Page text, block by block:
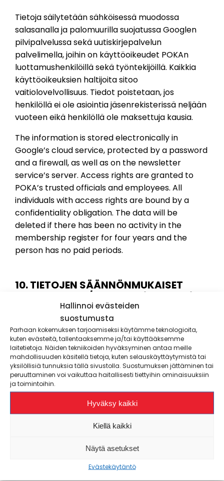
Hallinnoi evästeiden
suostumusta
Parhaan kokemuksen tarjoamiseksi käytämme teknologioita,
kuten evästeitä, tallentaaksemme ja/tai käyttääksemme
laitetietoja. Näiden tekniikoiden hyväksyminen antaa meille
mahdollisuuden käsitellä tietoja, kuten selauskäyttäytymistä tai
yksilöllisiä tunnuksia tällä sivustolla. Suostumuksen jättäminen tai
peruuttaminen voi vaikuttaa haitallisesti tiettyihin ominaisuuksiin
ja toimintoihin.
Hyväksy kaikki
Kiellä kaikki
Näytä asetukset
Evästekäytäntö
Tietoja säilytetään sähköisessä muodossa
salasanalla ja palomuurilla suojatussa Googlen
pilvipalvelussa sekä uutiskirjepalvelun
palvelimella, joihin on käyttöoikeudet POKAn
luottamushenkilöillä sekä työntekijöillä. Kaikkia
käyttöoikeuksien haltijoita sitoo
vaitiolovelvollisuus. Tiedot poistetaan, jos
henkilöllä ei ole asiointia jäsenrekisterissä neljään
vuoteen eikä henkilöllä ole maksettuja kausia.
The information is stored electronically in
Google’s cloud service, protected by a password
and a firewall, as well as on the newsletter
service’s server. Access rights are granted to
POKA’s trusted officials and employees. All
individuals with access rights are bound by a
confidentiality obligation. The data will be
deleted if there has been no activity in the
membership register for four years and the
person has no paid periods.
10. TIETOJEN SÄÄNNÖNMUKAISET
LUOVUTUKSET/ Transferring Data in
Henkilötietoja voidaan luovuttaa lain sallimissa
puitteissa viranomaisille. Lisäksi henkilötietoja
voidaan luovuttaa kolmansille osapuolille ja
yhteistyökumppaneiden jäsenyyspalvelujen
tarjoamiseksi esimerkiksi sähköisen
opiskelijakortin käyttöönottoa varten ja
opiskelijastatuksen varmentamiseksi.
Kolmansille osapuolille ja yhteistyökumppaneille